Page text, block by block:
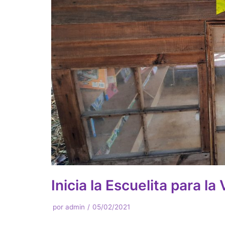
Inicia la Escuelita para la
por admin 05/02/2021